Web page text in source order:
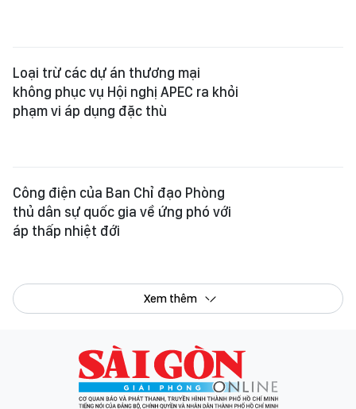
Công điện của Ban Chỉ đạo Phòng
thủ dân sự quốc gia về ứng phó với
Tổng Biên tập:Nguyễn Khắc Văn
Phó Tổng Biên tập:Nguyễn Ngọc Anh,Phạm Văn Trường,Bùi Thị Hồng Sương
Phó Tổng Thư ký tòa soạn:
Ngô Quang Trưởng,Nguyễn Chiến Dũng
Nguyễn Phước Bình
: 432-434 Nguyễn Thị Minh Khai, Phường Bàn Cờ, TP.HCM